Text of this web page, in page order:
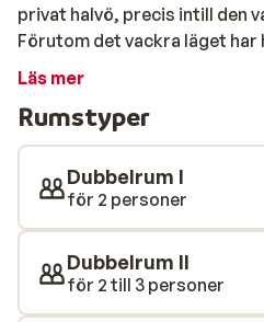
privat halvö, precis intill den
Förutom det vackra läget
känt för sin charmiga
bekvämligheter som
klass. Hotellet har sin egna
skidliften. Grand Hotel Zell
avdelning där du kan njuta av
massage eller en simtur i
spaet, ser hotellets
barnen inte bli uttråkade. I
kan du njuta av en rad lokala
Läs mer
Rumstyper
Dubbelrum I
för 2 personer
Dubbelrum II
för 2 till 3 personer